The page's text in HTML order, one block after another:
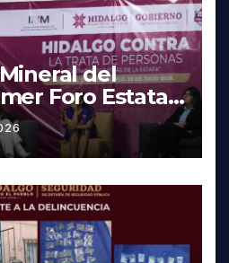
del
Foro Estatal
de Personas